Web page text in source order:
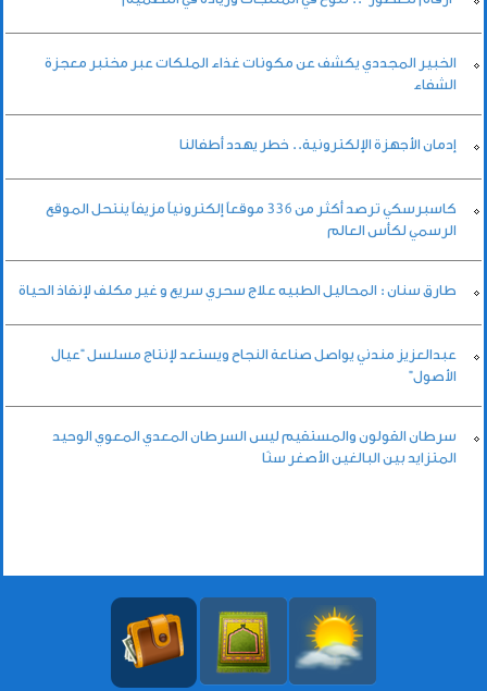
الخبير المجددي يكشف عن مكونات غذاء الملكات عبر مختبر معجزة
الشفاء
إدمان الأجهزة الإلكترونية.. خطر يهدد أطفالنا
كاسبرسكي ترصد أكثر من 336 موقعاً إلكترونياً مزيفاً ينتحل الموقع
الرسمي لكأس العالم
طارق سنان : المحاليل الطبيه علاج سحري سريع و غير مكلف لإنقاذ الحياة
عبدالعزيز مندني يواصل صناعة النجاح ويستعد لإنتاج مسلسل “عيال
الأصول”
سرطان القولون والمستقيم ليس السرطان المعدي المعوي الوحيد
المتزايد بين البالغين الأصغر سنًا